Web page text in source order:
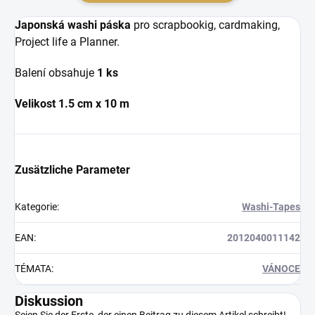
Japonská washi páska pro scrapbookig, cardmaking,
Project life a Planner.
Balení obsahuje 1 ks
Velikost 1.5 cm x 10 m
Zusätzliche Parameter
Kategorie: Washi-Tapes
EAN: 2012040011142
TÉMATA: VÁNOCE
Diskussion